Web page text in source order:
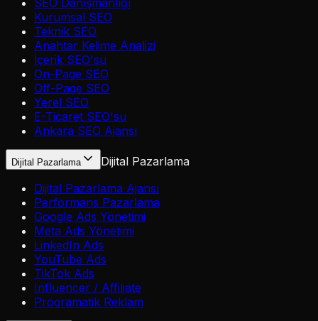
SEO Danışmanlığı
Kurumsal SEO
Teknik SEO
Anahtar Kelime Analizi
İçerik SEO'su
On-Page SEO
Off-Page SEO
Yerel SEO
E-Ticaret SEO'su
Ankara SEO Ajansı
Dijital Pazarlama
Dijital Pazarlama
Dijital Pazarlama Ajansı
Performans Pazarlama
Google Ads Yönetimi
Meta Ads Yönetimi
LinkedIn Ads
YouTube Ads
TikTok Ads
Influencer / Affiliate
Programatik Reklam